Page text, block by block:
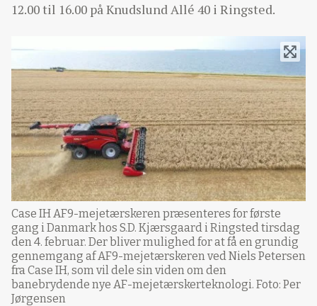
12.00 til 16.00 på Knudslund Allé 40 i Ringsted.
Case IH AF9-mejetærskeren præsenteres for første
gang i Danmark hos S.D. Kjærsgaard i Ringsted tirsdag
den 4. februar. Der bliver mulighed for at få en grundig
gennemgang af AF9-mejetærskeren ved Niels Petersen
fra Case IH, som vil dele sin viden om den
banebrydende nye AF-mejetærskerteknologi. Foto: Per
Jørgensen